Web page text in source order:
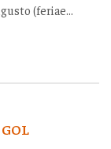
(feriae...